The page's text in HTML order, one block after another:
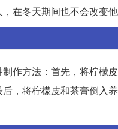
在冬天期间也不会改变他
作方法：首先，将柠檬
，将柠檬皮和茶膏倒入